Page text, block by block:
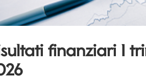
finanziari I